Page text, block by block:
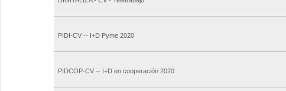
PIDI-CV -- I+D Pyme 2020
PIDCOP-CV -- I+D en cooperación 2020